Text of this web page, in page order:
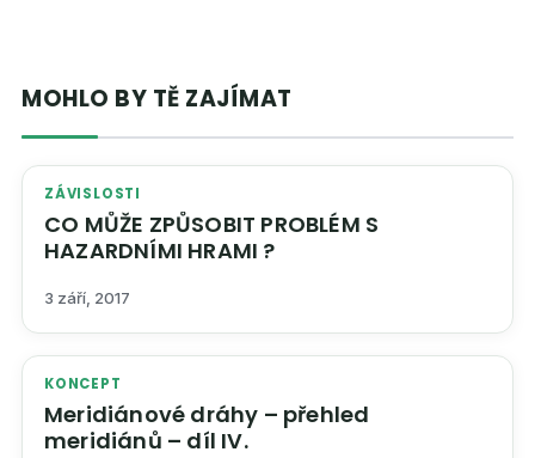
MOHLO BY TĚ ZAJÍMAT
ZÁVISLOSTI
CO MŮŽE ZPŮSOBIT PROBLÉM S
HAZARDNÍMI HRAMI ?
3 září, 2017
KONCEPT
Meridiánové dráhy – přehled
meridiánů – díl IV.